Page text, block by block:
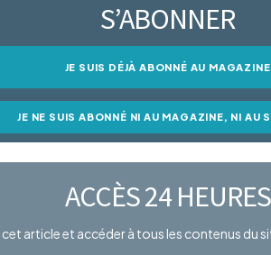
S’ABONNER
JE SUIS DÉJÀ ABONNÉ AU MAGAZINE
JE NE SUIS ABONNÉ NI AU MAGAZINE, NI AU
ACCÈS 24 HEURES
cet article et accéder à tous les contenus du